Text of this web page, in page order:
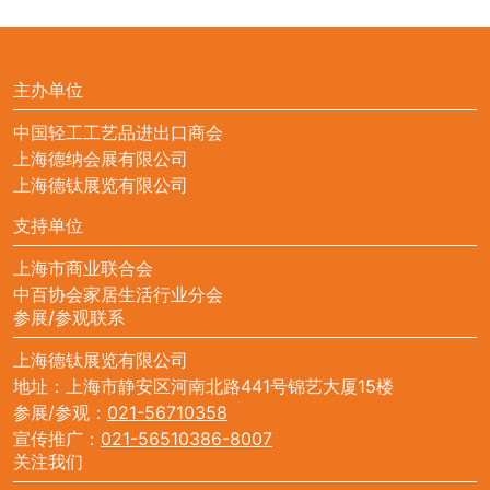
主办单位
中国轻工工艺品进出口商会
上海德纳会展有限公司
上海德钛展览有限公司
支持单位
上海市商业联合会
中百协会家居生活行业分会
参展/参观联系
上海德钛展览有限公司
地址：上海市静安区河南北路441号锦艺大厦15楼
参展/参观： 021-56710358
宣传推广： 021-56510386-8007
关注我们